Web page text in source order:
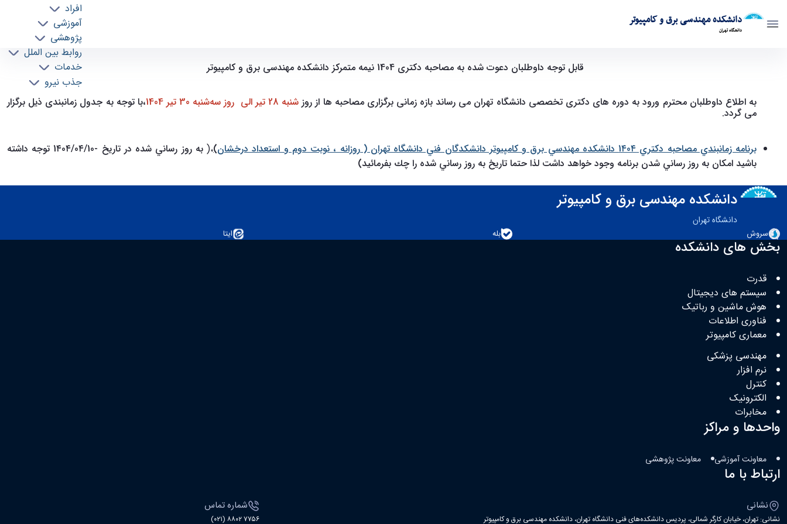
دانشکده مهندسی برق و کامپیوتر
دانشگاه تهران
افراد
آموزشی
پژوهشی
روابط بین الملل
خدمات
جذب نیرو
قابل توجه داوطلبان دعوت شده به مصاحبه دکتری 1404 نیمه متمرکز دانشکده مهندسی برق و کامپیوتر
به اطلاع داوطلبان محترم ورود به دوره های دکتری تخصصی دانشگاه تهران می رساند بازه زمانی برگزاری مصاحبه ها از روز شنبه 28 تیر الی روز سه‌شنبه 30 تیر 1404 ،با توجه به جدول زمانبندی ذیل برگزار
می گردد.
برنامه زمانبندي مصاحبه دكتري 1٤0٤ دانشكده مهندسي برق و كامپيوتر دانشكدگان فني دانشگاه تهران ( روزانه ، نوبت دوم و استعداد درخشان )،(
به روز رساني شده در تاريخ -1٤0٤/0٤/10 توجه داشته
باشيد امكان به روز رساني شدن برنامه وجود خواهد داشت لذا حتما تاريخ به روز رساني شده را چك بفرمائيد)
دانشکده مهندسی برق و کامپیوتر
دانشگاه تهران
سروش
بله ایتا
بخش های دانشکده
قدرت
سیستم های دیجیتال
هوش ماشین و رباتیک
فناوری اطلاعات
معماری کامپیوتر
مهندسی پزشکی
نرم افزار
کنترل
الکترونیک
مخابرات
واحدها و مراکز
معاونت آموزشی معاونت پژوهشی
ارتباط با ما
نشانی
نشانی: تهران، خیابان کارگر شمالی، پردیس دانشکده‌های فنی دانشگاه تهران، دانشکده مهندسی برق و کامپیوتر
شماره تماس
۷۷۵۶ ۸۸۰۲ (۰۲۱)